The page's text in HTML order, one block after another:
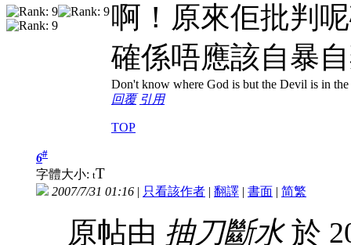
啊！原來佢批判
確係唔應該自暴
Don't know where God is but the Devil is in the
回覆 引用
TOP
6#
字體大小: tT
2007/7/31 01:16 | 只看該作者 | 翻譯 | 書面 | 简繁
原帖由 抽刀斷水於